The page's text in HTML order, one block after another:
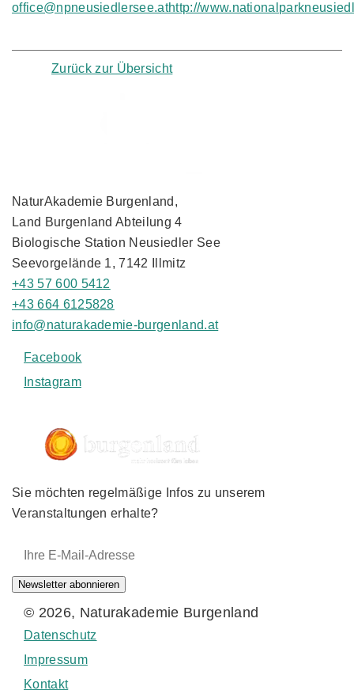
office@npneusiedlersee.athttp://
Zurück zur Übersicht
NaturAkademie Burgenland,
Land Burgenland Abteilung 4
Biologische Station Neusiedler See
Seevorgelände 1, 7142 Illmitz
+43 57 600 5412
+43 664 6125828
info@naturakademie-burgenland.at
Facebook
Instagram
Sie möchten regelmäßige Infos zu unserem
Veranstaltungen erhalte?
Newsletter abonnieren
© 2026, Naturakademie Burgenland
Datenschutz
Impressum
Kontakt